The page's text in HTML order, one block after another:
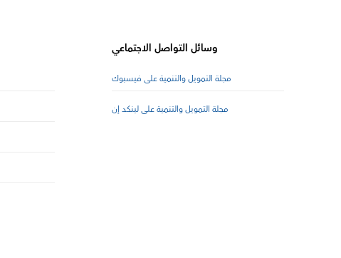
وسائل التواصل الاجتماعي
مجلة التمويل والتنمية على فيسبوك
مجلة التمويل والتنمية على لينكد إن